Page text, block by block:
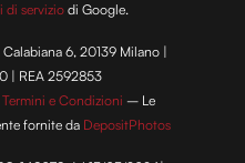
di serviziodi Google.
6, 20139 Milano |
| REA 2592853
Termini e Condizioni – Le
fornite da DepositPhotos